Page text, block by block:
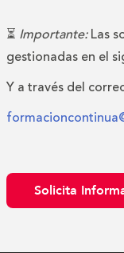
⏳ Importante:Las
gestionadas en el
Y a través del
Solicita